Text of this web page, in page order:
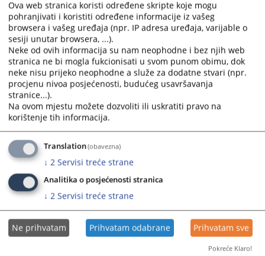
and
select
a
date.
Press
the
question
mark
key
get
the
keyboard
shortcuts
for
dates.
and
select
a
date.
Press
the
question
mark
key
the
keyboard
shortcuts
for
dates.
Ova web stranica koristi određene skripte koje mogu
pohranjivati i koristiti određene informacije iz vašeg
browsera i vašeg uređaja (npr. IP adresa uređaja, varijable o
sesiji unutar browsera, ...).
Neke od ovih informacija su nam neophodne i bez njih web
stranica ne bi mogla fukcionisati u svom punom obimu, dok
neke nisu prijeko neophodne a služe za dodatne stvari (npr.
procjenu nivoa posjećenosti, budućeg usavršavanja
stranice...).
Na ovom mjestu možete dozvoliti ili uskratiti pravo na
korištenje tih informacija.
Translation(obavezna)
↓ 2 Servisi treće strane
Analitika o posjećenosti stranica
↓ 2 Servisi treće strane
Ne prihvatam Prihvatam odabrane Prihvatam sve
Pokreće Klaro!